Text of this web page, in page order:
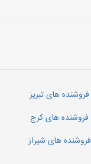
فروشنده های تبریز
فروشنده های کرج
فروشنده های شیراز